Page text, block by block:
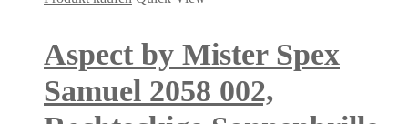
Aspect by Mister Spex
Samuel 2058 002,